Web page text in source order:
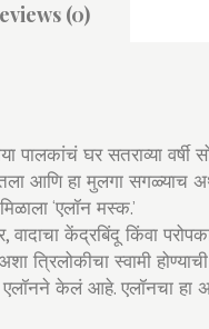
(0)
पालकांचं घर सतराव्या
आणि हा मुलगा सगळ्याच
‘एलॉन मस्क.’
वादाचा केंद्रबिंदू किंवा
त्रिलोकीचा स्वामी
केलं आहे. एलॉनचा हा